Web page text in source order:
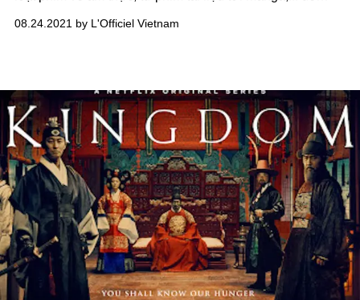
08.24.2021 by L'Officiel Vietnam